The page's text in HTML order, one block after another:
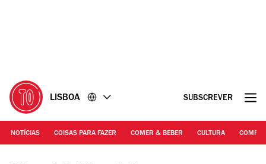
LISBOA SUBSCREVER
NOTÍCIAS COISAS PARA FAZER COMER & BEBER CULTURA
Rita Chantre | Moshi Moshi